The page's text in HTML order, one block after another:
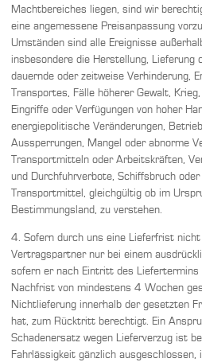
Machtbereiches liegen, sind wir
eine angemessene Preisanpassung
Umständen sind alle Ereignisse
insbesondere die Herstellung, Lieferung
dauernde oder zeitweise Verhinderung,
Transportes, Fälle höherer Gewalt,
Eingriffe oder Verfügungen von hoher
energiepolitische Veränderungen,
Aussperrungen, Mangel oder abnorme
Transportmitteln oder Arbeitskräften,
und Durchfuhrverbote, Schiffsbruch
Transportmittel, gleichgültig ob im
Bestimmungsland, zu verstehen.
4. Sofern durch uns eine Lieferfrist
Vertragspartner nur bei einem
sofern er nach Eintritt des
Nachfrist von mindestens 4 Wochen
Nichtlieferung innerhalb der gesetzten
hat, zum Rücktritt berechtigt. Ein
Schadenersatz wegen Lieferverzug ist
Fahrlässigkeit gänzlich